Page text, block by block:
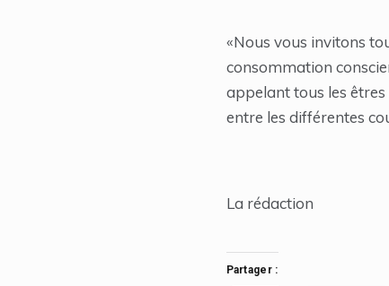
«Nous vous invitons
consommation
appelant tous les
entre les différentes
La rédaction
Partager :